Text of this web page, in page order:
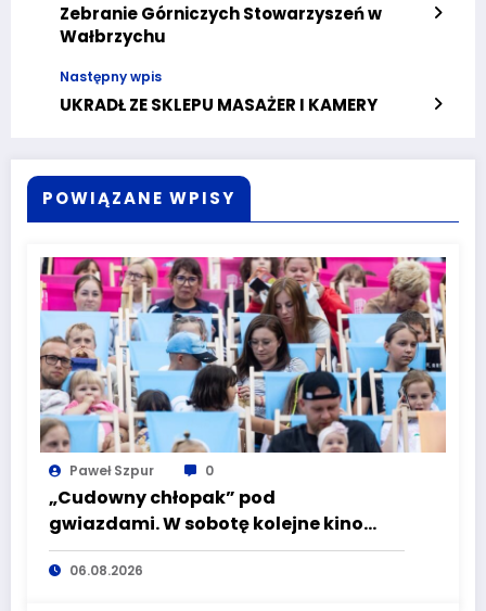
Zebranie Górniczych Stowarzyszeń w
Wałbrzychu
Następny wpis
UKRADŁ ZE SKLEPU MASAŻER I KAMERY
POWIĄZANE WPISY
Paweł Szpur 0
„Cudowny chłopak” pod
gwiazdami. W sobotę kolejne kino
plenerowe w Aqua Zdroju
06.08.2026